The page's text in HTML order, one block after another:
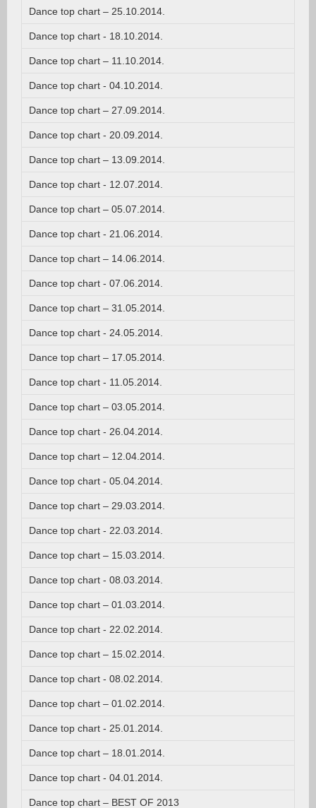
Dance top chart – 25.10.2014.
Dance top chart - 18.10.2014.
Dance top chart – 11.10.2014.
Dance top chart - 04.10.2014.
Dance top chart – 27.09.2014.
Dance top chart - 20.09.2014.
Dance top chart – 13.09.2014.
Dance top chart - 12.07.2014.
Dance top chart – 05.07.2014.
Dance top chart - 21.06.2014.
Dance top chart – 14.06.2014.
Dance top chart - 07.06.2014.
Dance top chart – 31.05.2014.
Dance top chart - 24.05.2014.
Dance top chart – 17.05.2014.
Dance top chart - 11.05.2014.
Dance top chart – 03.05.2014.
Dance top chart - 26.04.2014.
Dance top chart – 12.04.2014.
Dance top chart - 05.04.2014.
Dance top chart – 29.03.2014.
Dance top chart - 22.03.2014.
Dance top chart – 15.03.2014.
Dance top chart - 08.03.2014.
Dance top chart – 01.03.2014.
Dance top chart - 22.02.2014.
Dance top chart – 15.02.2014.
Dance top chart - 08.02.2014.
Dance top chart – 01.02.2014.
Dance top chart - 25.01.2014.
Dance top chart – 18.01.2014.
Dance top chart - 04.01.2014.
Dance top chart – BEST OF 2013